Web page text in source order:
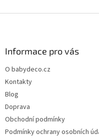
Informace pro vás
O babydeco.cz
Kontakty
Blog
Doprava
Obchodní podmínky
Podmínky ochrany osobních